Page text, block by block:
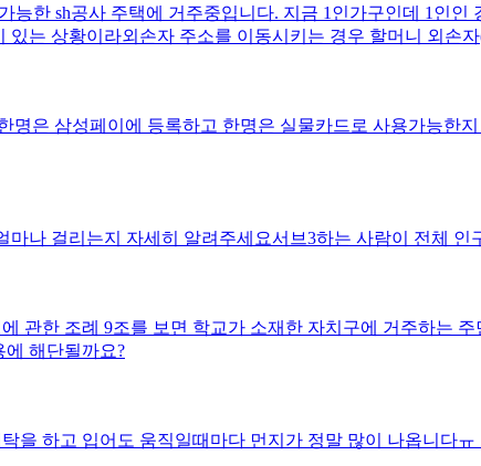
능한 sh공사 주택에 거주중입니다. 지금 1인가구인데 1인인
는 상황이라외손자 주소를 이동시키는 경우 할머니 외손
로 옮기는게 가능한지도 문의드립니다
명은 삼성페이에 등록하고 한명은 실물카드로 사용가능한
나 걸리는지 자세히 알려주세요서브3하는 사람이 전체
민으로 구성된 단체는 100분의 60 감면이라고 하
에 해단될까요?
을 하고 입어도 움직일때마다 먼지가 정말 많이 나옵니다